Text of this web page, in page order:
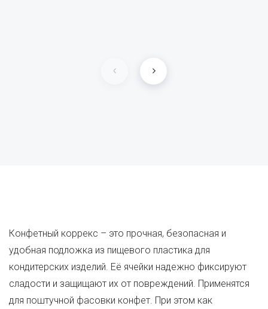
Конфетный коррекс – это прочная, безопасная и
удобная подложка из пищевого пластика для
кондитерских изделий. Её ячейки надежно фиксируют
сладости и защищают их от повреждений. Применятся
для поштучной фасовки конфет. При этом как